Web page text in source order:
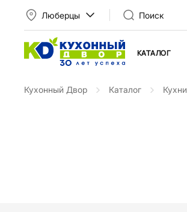
Люберцы Поиск
КАТАЛОГ
Кухонный Двор Каталог Кухни